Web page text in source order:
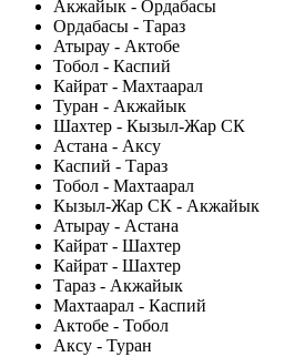
Акжайык - Ордабасы
Ордабасы - Тараз
Атырау - Актобе
Тобол - Каспий
Кайрат - Махтаарал
Туран - Акжайык
Шахтер - Кызыл-Жар СК
Астана - Аксу
Каспий - Тараз
Тобол - Махтаарал
Кызыл-Жар СК - Акжайык
Атырау - Астана
Кайрат - Шахтер
Кайрат - Шахтер
Тараз - Акжайык
Махтаарал - Каспий
Актобе - Тобол
Аксу - Туран